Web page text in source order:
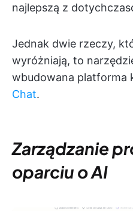
najlepszą z
Jednak dwie rzeczy,
wyróżniają, to
wbudowana platforma
Chat.
Zarządzanie
oparciu o AI